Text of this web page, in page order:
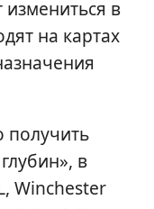
в
на картах
получить
в
Winchester